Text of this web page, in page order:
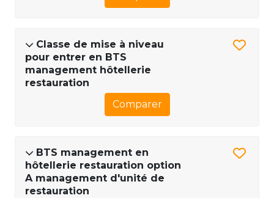
Classe de mise à niveau
pour entrer en BTS
management hôtellerie
restauration
Comparer
BTS management en
hôtellerie restauration option
A management d'unité de
restauration